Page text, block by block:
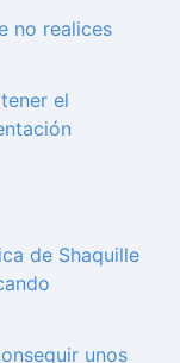
no realices
el
de Shaquille
unos